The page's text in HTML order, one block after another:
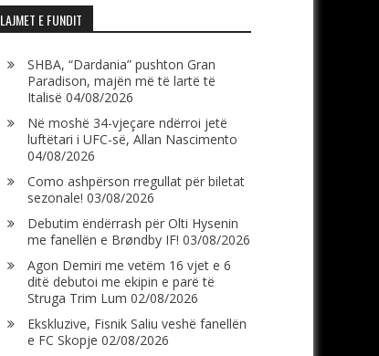
LAJMET E FUNDIT
SHBA, “Dardania” pushton Gran
Paradison, majën më të lartë të
Italisë 04/08/2026
Në moshë 34-vjeçare ndërroi jetë
luftëtari i UFC-së, Allan Nascimento
04/08/2026
Como ashpërson rregullat për biletat
sezonale! 03/08/2026
Debutim ëndërrash për Olti Hysenin
me fanellën e Brøndby IF! 03/08/2026
Agon Demiri me vetëm 16 vjet e 6
ditë debutoi me ekipin e parë të
Struga Trim Lum 02/08/2026
Ekskluzive, Fisnik Saliu veshë fanellën
e FC Skopje 02/08/2026